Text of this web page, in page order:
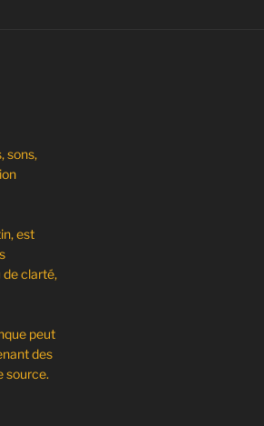
sons,
est
de clarté,
peut
des
source.